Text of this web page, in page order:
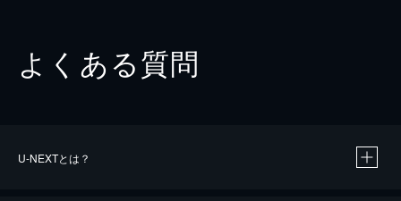
よくある質問
U-NEXTとは？